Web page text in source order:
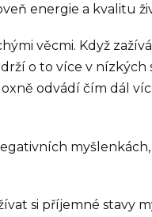
energie a kvalitu
věcmi. Když
o to více v nízkých
odvádí čím dál
si příjemné stavy